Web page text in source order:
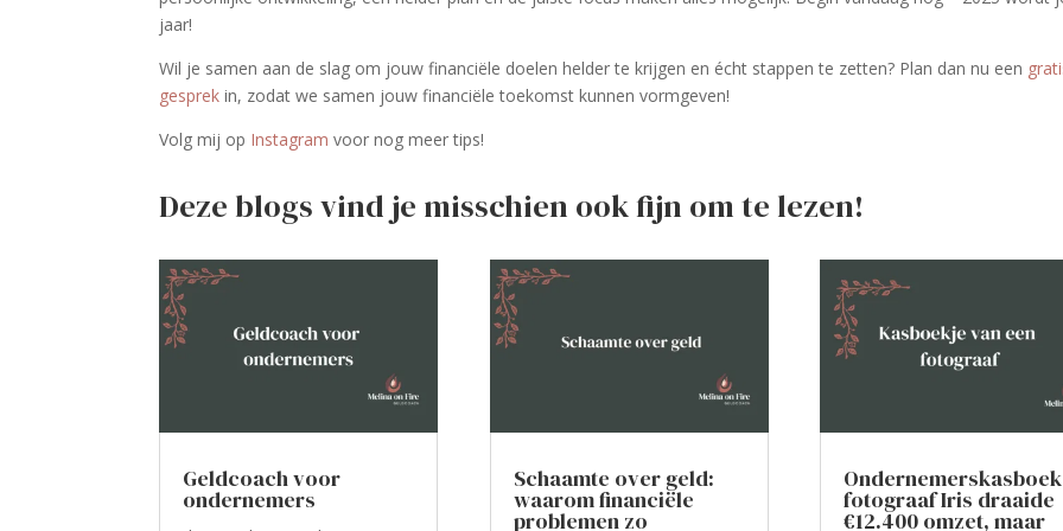
jaar!
Wil je samen aan de slag om jouw financiële doelen helder te krijgen en écht stappen te zetten? Plan dan nu een
gesprek in, zodat we samen jouw financiële toekomst kunnen vormgeven!
Volg mij op Instagram voor nog meer tips!
Deze blogs vind je misschien ook fijn om te lezen!
Geldcoach voor
ondernemers
Schaamte over geld:
waarom financiële
problemen zo
fotograaf Iris draaide
€12.400 omzet, maar